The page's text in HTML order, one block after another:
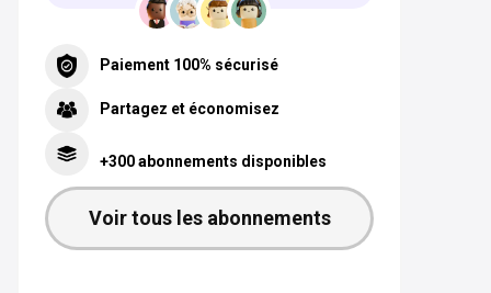
Paiement 100% sécurisé
Partagez et économisez
+300 abonnements disponibles
Voir tous les abonnements